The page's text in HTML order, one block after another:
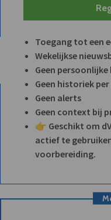
Toegang tot een
Wekelijkse
Geen
Geen historiek
Geen alerts
Geen context bij
👉 Geschikt om
actief te
voorbereiding.